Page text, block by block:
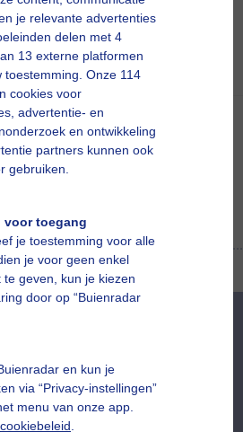
je relevante advertenties
delen met 4
13 externe platformen
Onze 114
cookies voor
advertentie- en
en ontwikkeling
partners kunnen ook
gebruiken.
voor toegang
je toestemming voor alle
je voor geen enkel
geven, kun je kiezen
door op “Buienradar
en kun je
via “Privacy-instellingen”
menu van onze app.
cookiebeleid
51x bekeken
Parasolstrand
Een moment geduld aub...
De Bilt